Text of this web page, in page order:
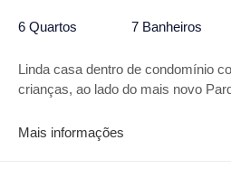
6 Quartos 7 Banheiros
Linda casa dentro de condomínio
crianças, ao lado do mais novo
varanda gourmet, sala dois
Mais informações